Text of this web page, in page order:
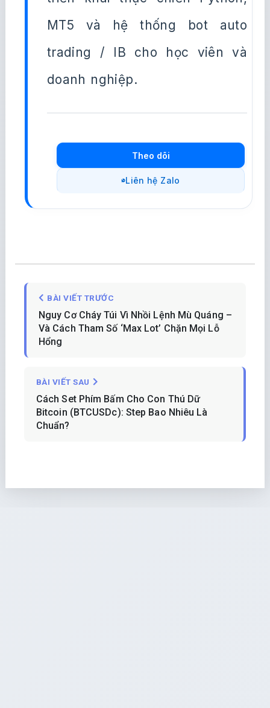
MT5 và hệ thống bot auto
trading / IB cho học viên và
doanh nghiệp.
Theo dõi
Liên hệ Zalo
BÀI VIẾT TRƯỚC
Nguy Cơ Cháy Túi Vì Nhồi Lệnh Mù Quáng –
Và Cách Tham Số ‘Max Lot’ Chặn Mọi Lỗ
Hổng
BÀI VIẾT SAU
Cách Set Phím Bấm Cho Con Thú Dữ
Bitcoin (BTCUSDc): Step Bao Nhiêu Là
Chuẩn?